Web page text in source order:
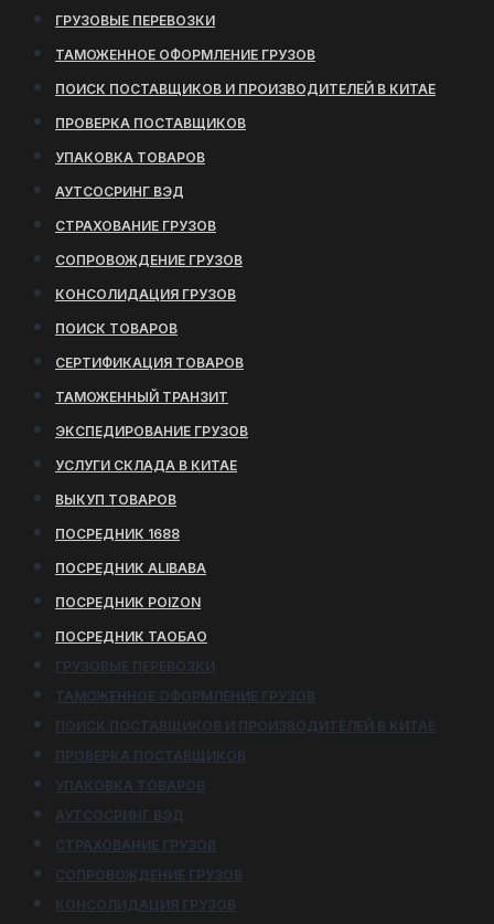
ГРУЗОВЫЕ ПЕРЕВОЗКИ
ТАМОЖЕННОЕ ОФОРМЛЕНИЕ ГРУЗОВ
ПОИСК ПОСТАВЩИКОВ И ПРОИЗВОДИТЕЛЕЙ В КИТАЕ
ПРОВЕРКА ПОСТАВЩИКОВ
УПАКОВКА ТОВАРОВ
АУТСОСРИНГ ВЭД
СТРАХОВАНИЕ ГРУЗОВ
СОПРОВОЖДЕНИЕ ГРУЗОВ
КОНСОЛИДАЦИЯ ГРУЗОВ
ПОИСК ТОВАРОВ
СЕРТИФИКАЦИЯ ТОВАРОВ
ТАМОЖЕННЫЙ ТРАНЗИТ
ЭКСПЕДИРОВАНИЕ ГРУЗОВ
УСЛУГИ СКЛАДА В КИТАЕ
ВЫКУП ТОВАРОВ
ПОСРЕДНИК 1688
ПОСРЕДНИК ALIBABA
ПОСРЕДНИК POIZON
ПОСРЕДНИК ТАОБАО
ГРУЗОВЫЕ ПЕРЕВОЗКИ
ТАМОЖЕННОЕ ОФОРМЛЕНИЕ ГРУЗОВ
ПОИСК ПОСТАВЩИКОВ И ПРОИЗВОДИТЕЛЕЙ В КИТАЕ
ПРОВЕРКА ПОСТАВЩИКОВ
УПАКОВКА ТОВАРОВ
АУТСОСРИНГ ВЭД
СТРАХОВАНИЕ ГРУЗОВ
СОПРОВОЖДЕНИЕ ГРУЗОВ
КОНСОЛИДАЦИЯ ГРУЗОВ